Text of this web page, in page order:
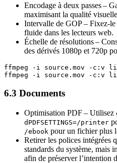
Encodage à deux passes–
maximisant la qualité
Intervalle de GOP–
fluide dans les lecteurs web.
Échelle de résolutions–
des dérivés 1080p et 720p
ffmpeg -i source.mov -c:v
6.3 Documents
Optimisation PDF– Utilisez
dPDFSETTINGS=/printer
/ebook pour un fichier plus
Retirer les polices intégrées
standards du système, mais
afin de préserver l’intention